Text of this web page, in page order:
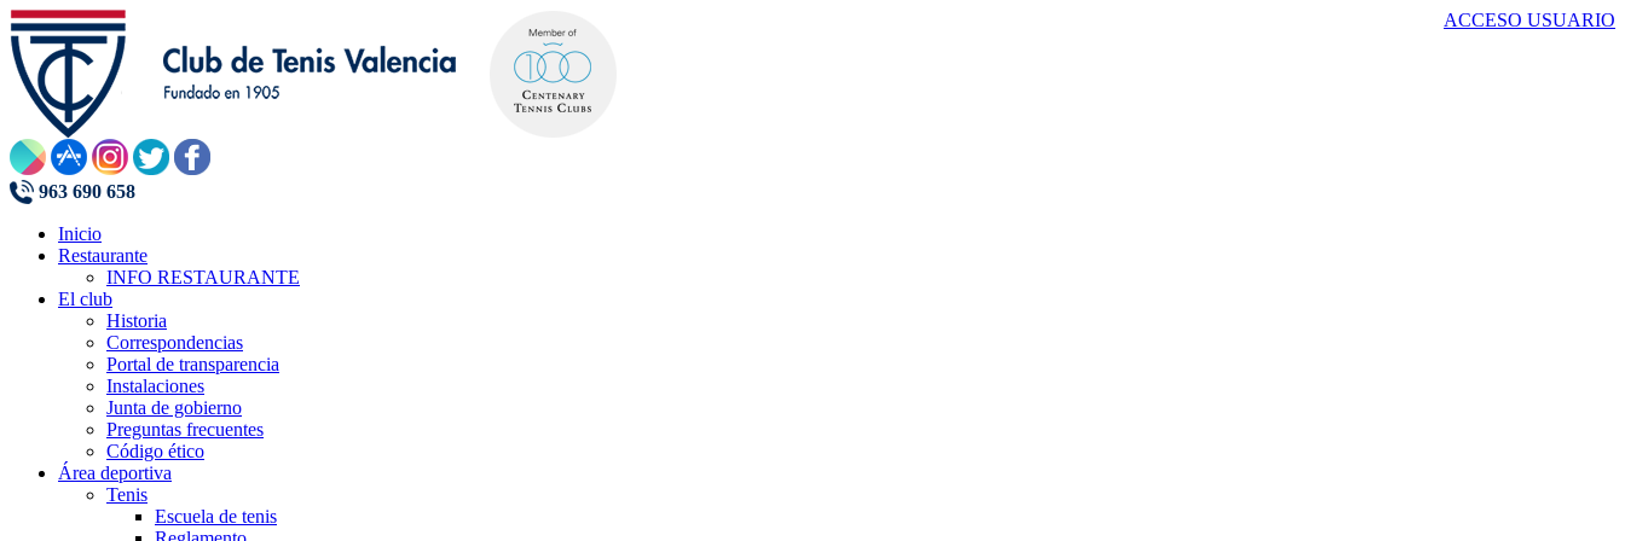
ACCESO USUARIO
963 690 658
Inicio
Restaurante
INFO RESTAURANTE
El club
Historia
Correspondencias
Portal de transparencia
Instalaciones
Junta de gobierno
Preguntas frecuentes
Código ético
Área deportiva
Tenis
Escuela de tenis